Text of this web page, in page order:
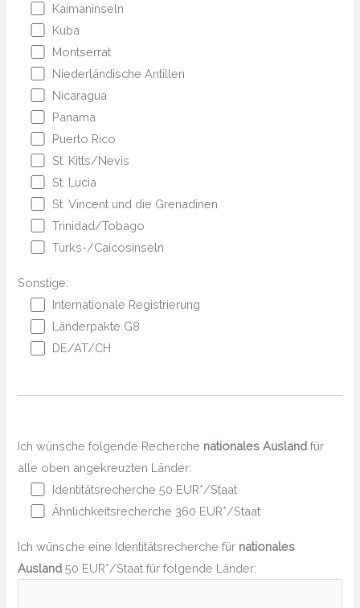
Kaimaninseln
Kuba
Montserrat
Niederländische Antillen
Nicaragua
Panama
Puerto Rico
St. Kitts/Nevis
St. Lucia
St. Vincent und die Grenadinen
Trinidad/Tobago
Turks-/Caicosinseln
Sonstige:
Internationale Registrierung
Länderpakte G8
DE/AT/CH
Ich wünsche folgende Recherche nationales Ausland für
alle oben angekreuzten Länder:
Identitätsrecherche 50 EUR*/Staat
Ähnlichkeitsrecherche 360 EUR*/Staat
Ich wünsche eine Identitätsrecherche für nationales
Ausland 50 EUR*/Staat für folgende Länder: